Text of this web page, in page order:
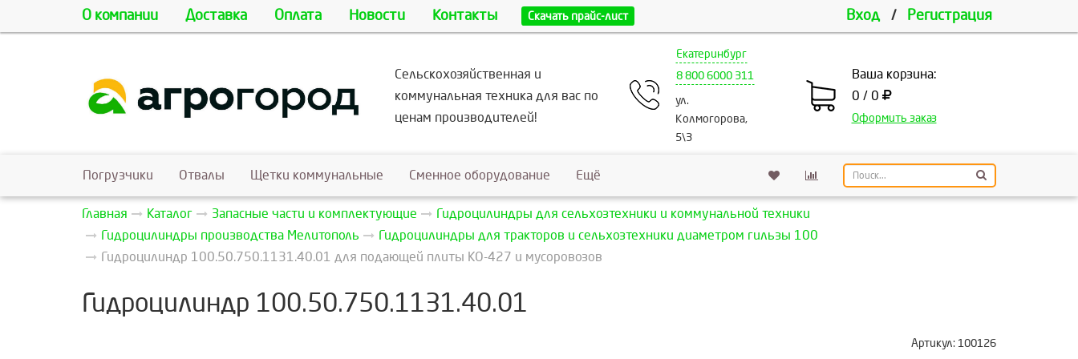
О компании Доставка Оплата Новости Контакты Скачать прайс-лист Вход / Регистрация
Сельскохозяйственная и
коммунальная техника для вас по
ценам производителей!
Екатеринбург
8 800 6000 311
ул.
Колмогорова,
5\3
Ваша корзина:
0 / 0
Оформить заказ
Погрузчики Отвалы Щетки коммунальные Сменное оборудование Ещё
Главная Каталог Запасные части и комплектующие
Гидроцилиндры для сельхозтехники и коммунальной техники
Гидроцилиндры производства Мелитополь
Гидроцилиндры для тракторов и сельхозтехники диаметром гильзы 100
Гидроцилиндр 100.50.750.1131.40.01 для подающей плиты КО-427 и мусоровозов
Гидроцилиндр 100.50.750.1131.40.01
Артикул: 100126